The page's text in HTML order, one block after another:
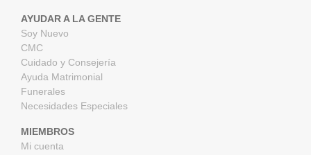
AYUDAR A LA GENTE
Soy Nuevo
CMC
Cuidado y Consejería
Ayuda Matrimonial
Funerales
Necesidades Especiales
MIEMBROS
Mi cuenta